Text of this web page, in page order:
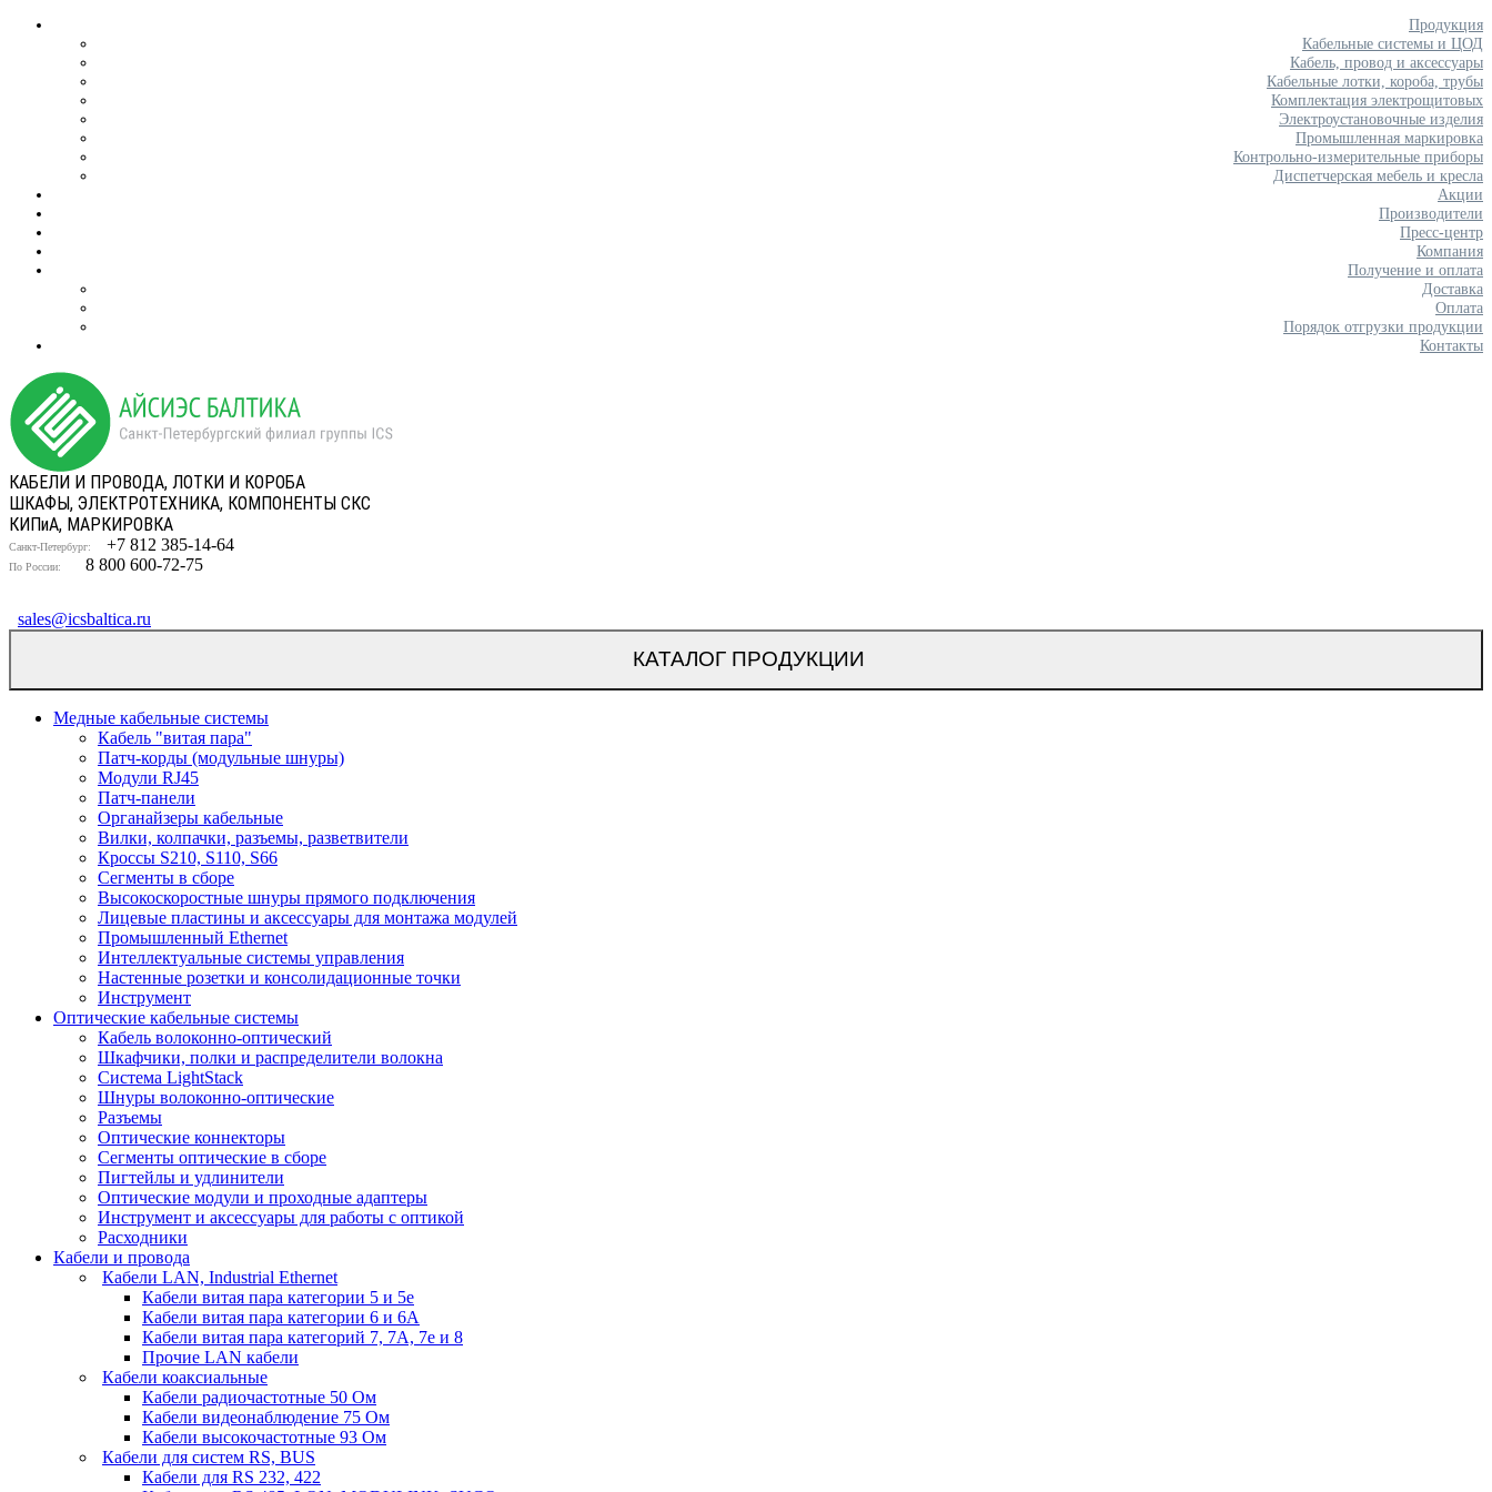
Продукция
Кабельные системы и ЦОД
Кабель, провод и аксессуары
Кабельные лотки, короба, трубы
Комплектация электрощитовых
Электроустановочные изделия
Промышленная маркировка
Контрольно-измерительные приборы
Диспетчерская мебель и кресла
Акции
Производители
Пресс-центр
Компания
Получение и оплата
Доставка
Оплата
Порядок отгрузки продукции
Контакты
КАБЕЛИ И ПРОВОДА, ЛОТКИ И КОРОБА
ШКАФЫ, ЭЛЕКТРОТЕХНИКА, КОМПОНЕНТЫ СКС
КИПиА, МАРКИРОВКА
Санкт-Петербург: +7 812 385-14-64
По России: 8 800 600-72-75
sales@icsbaltica.ru
КАТАЛОГ ПРОДУКЦИИ
Медные кабельные системы
Кабель "витая пара"
Патч-корды (модульные шнуры)
Модули RJ45
Патч-панели
Органайзеры кабельные
Вилки, колпачки, разъемы, разветвители
Кроссы S210, S110, S66
Сегменты в сборе
Высокоскоростные шнуры прямого подключения
Лицевые пластины и аксессуары для монтажа модулей
Промышленный Ethernet
Интеллектуальные системы управления
Настенные розетки и консолидационные точки
Инструмент
Оптические кабельные системы
Кабель волоконно-оптический
Шкафчики, полки и распределители волокна
Система LightStack
Шнуры волоконно-оптические
Разъемы
Оптические коннекторы
Сегменты оптические в сборе
Пигтейлы и удлинители
Оптические модули и проходные адаптеры
Инструмент и аксессуары для работы с оптикой
Расходники
Кабели и провода
Кабели LAN, Industrial Ethernet
Кабели витая пара категории 5 и 5е
Кабели витая пара категории 6 и 6A
Кабели витая пара категорий 7, 7А, 7е и 8
Прочие LAN кабели
Кабели коаксиальные
Кабели радиочастотные 50 Ом
Кабели видеонаблюдение 75 Ом
Кабели высокочастотные 93 Ом
Кабели для систем RS, BUS
Кабели для RS 232, 422